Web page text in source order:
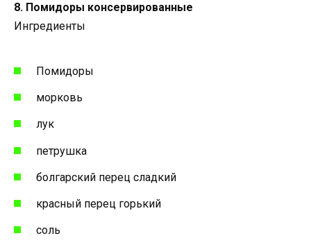
8. Помидоры консервированные
Ингредиенты
Помидоры
морковь
лук
петрушка
болгарский перец сладкий
красный перец горький
соль